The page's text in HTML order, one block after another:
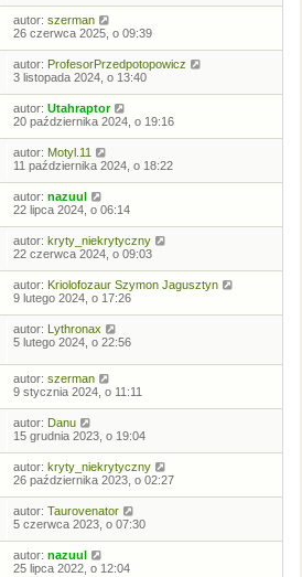
autor: szerman
26 czerwca 2025, o 09:39
autor: ProfesorPrzedpotopowicz
3 listopada 2024, o 13:40
autor: Utahraptor
20 października 2024, o 19:16
autor: Motyl.11
11 października 2024, o 18:22
autor: nazuul
22 lipca 2024, o 06:14
autor: kryty_niekrytyczny
22 czerwca 2024, o 09:03
autor: Kriolofozaur Szymon Jagusztyn
9 lutego 2024, o 17:26
autor: Lythronax
5 lutego 2024, o 22:56
autor: szerman
9 stycznia 2024, o 11:11
autor: Danu
15 grudnia 2023, o 19:04
autor: kryty_niekrytyczny
26 października 2023, o 02:27
autor: Taurovenator
5 czerwca 2023, o 07:30
autor: nazuul
25 lipca 2022, o 12:04